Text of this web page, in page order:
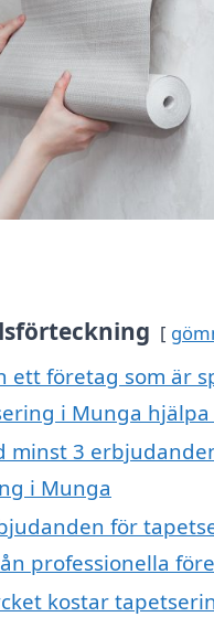
ett företag som är
i Munga hjälpa
minst 3
i Munga
för
professionella
kostar